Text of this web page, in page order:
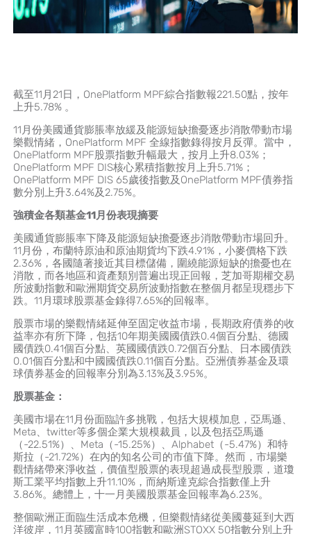
截至11月21日，OnePlatform MPF綜合指數報221.50點，按年
上升5.78% 。
11月份美國通貨膨脹率放緩及能源短缺擔憂逐步消散帶動市場
樂觀情緒，OnePlatform MPF 全線指數錄得按月反彈。當中，
OnePlatform MPF股票指數升幅最大，按月上升8.03%；
OnePlatform MPF DIS核心累積指數按月上升5.71%；
OnePlatform MPF DIS 65歲後指數及OnePlatform MPF債券指
數分別上升3.64%及2.75%。
強積金各類基金11月份表現摘要
美國通貨膨脹率下降及能源短缺擔憂逐步消散帶動市場回升。
11月份，布蘭特原油和原油期貨均下跌4.91%，小麥價格下跌
2.36%，各國隨著接近其目標儲備，圍繞能源短缺的擔憂也在
消散，而各地區和資產類別普遍出現正回報，芝加哥期權交易
所波動指數和歐洲期貨交易所波動指數在整個月都呈現穩步下
跌。11月環球股票基金錄得7.65%的回報率。
股票市場的樂觀情緒延伸至固定收益市場，長期政府債券的收
益率亦有所下降，包括10年期美國國債跌0.4個百分點、德國
國債跌0.41個百分點、英國國債跌0.72個百分點、日本國債跌
0.01個百分點和中國國債跌0.11個百分點。亞洲債券基金及環
球債券基金的回報率分別為3.13%及3.95%。
股票基金：
美國市場在11月份面臨許多挑戰，包括大規模加息，亞馬遜、
Meta、twitter等多個企業大規模裁員，以及包括亞馬遜
（-22.51%）、Meta（-15.25%）、Alphabet（-5.47%）和特
斯拉（-21.72%）在內的知名公司的市值下降。然而，市場樂
觀情緒帶來淨收益，價值型股票的表現超過成長型股票，道瓊
斯工業平均指數上升11.10%，而納斯達克綜合指數僅上升
3.86%。總體上，十一月美國股票基金回報率為6.23%。
整個歐洲正面臨生活成本危機，但樂觀情緒從美國蔓延到大西
洋彼岸，11月英國富時100指數和歐洲STOXX 50指數分別上升